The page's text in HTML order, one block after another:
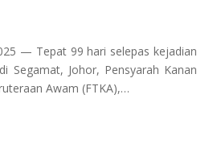
— Tepat 99 hari selepas kejadian
Segamat, Johor, Pensyarah Kanan
Awam (FTKA),…